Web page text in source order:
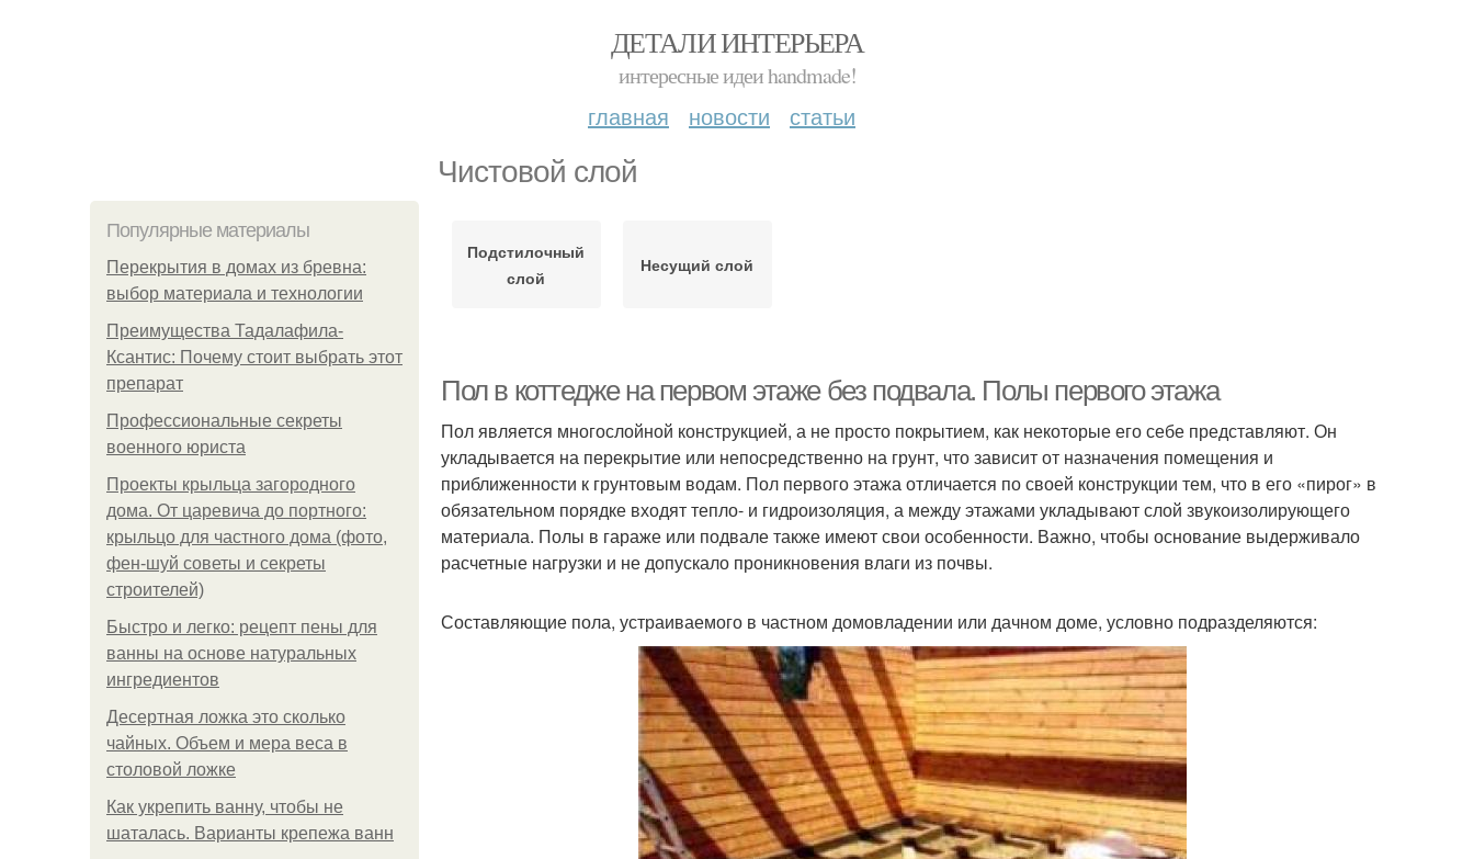
ДЕТАЛИ ИНТЕРЬЕРА
интересные идеи handmade!
главная новости статьи
Чистовой слой
Популярные материалы
Перекрытия в домах из бревна:
выбор материала и технологии
Преимущества Тадалафила-
Ксантис: Почему стоит выбрать этот
препарат
Профессиональные секреты
военного юриста
Проекты крыльца загородного
дома. От царевича до портного:
крыльцо для частного дома (фото,
фен-шуй советы и секреты
строителей)
Быстро и легко: рецепт пены для
ванны на основе натуральных
ингредиентов
Десертная ложка это сколько
чайных. Объем и мера веса в
столовой ложке
Как укрепить ванну, чтобы не
шаталась. Варианты крепежа ванн
Подстилочный
слой
Несущий слой
Пол в коттедже на первом этаже без подвала. Полы первого этажа
Пол является многослойной конструкцией, а не просто покрытием, как некоторые его себе представляют. Он
укладывается на перекрытие или непосредственно на грунт, что зависит от назначения помещения и
приближенности к грунтовым водам. Пол первого этажа отличается по своей конструкции тем, что в его «пирог» в
обязательном порядке входят тепло- и гидроизоляция, а между этажами укладывают слой звукоизолирующего
материала. Полы в гараже или подвале также имеют свои особенности. Важно, чтобы основание выдерживало
расчетные нагрузки и не допускало проникновения влаги из почвы.
Составляющие пола, устраиваемого в частном домовладении или дачном доме, условно подразделяются: